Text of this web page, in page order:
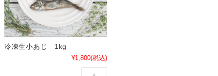
冷凍生小あじ 1kg
¥1,800(税込)